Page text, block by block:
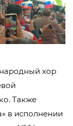
хор
Также
в исполнении